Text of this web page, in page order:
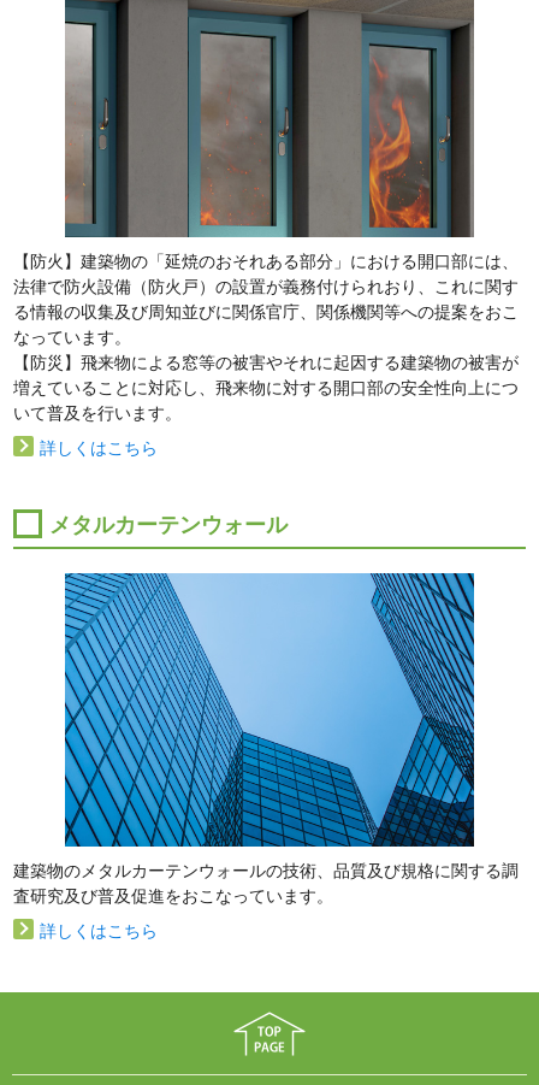
【防火】建築物の「延焼のおそれある部分」における開口部には、
法律で防火設備（防火戸）の設置が義務付けられおり、これに関す
る情報の収集及び周知並びに関係官庁、関係機関等への提案をおこ
なっています。
【防災】飛来物による窓等の被害やそれに起因する建築物の被害が
増えていることに対応し、飛来物に対する開口部の安全性向上につ
いて普及を行います。
詳しくはこちら
メタルカーテンウォール
建築物のメタルカーテンウォールの技術、品質及び規格に関する調
査研究及び普及促進をおこなっています。
詳しくはこちら